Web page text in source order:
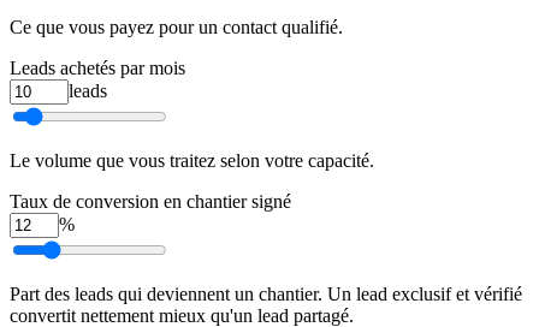
Ce que vous payez pour un contact qualifié.
Leads achetés par mois
leads
Le volume que vous traitez selon votre capacité.
Taux de conversion en chantier signé
%
Part des leads qui deviennent un chantier. Un lead exclusif et vérifié
convertit nettement mieux qu'un lead partagé.